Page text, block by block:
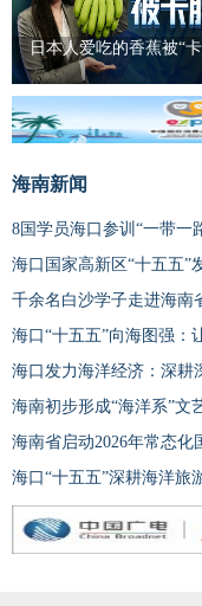
日本人爱吃的香蕉被“
海南新闻
8国学员海口参训“一带一
海口国家高新区“十五五”
千余名白沙学子走进海南
海口“十五五”向海图强：
海口发力海洋经济：深耕
海南初步形成“海洋系”文
海南省启动2026年常态化
海口“十五五”深耕海洋旅